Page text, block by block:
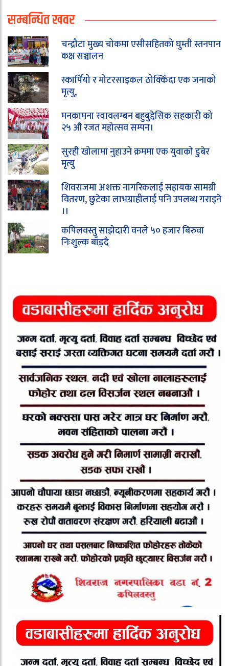
सम्बन्धित खवर
चन्द्रौटा मुख्य चोकमा एसीसहितको घुम्ती स्तनपान
कक्ष सञ्चालन
स्कार्पियो र मोटरसाइकल ठोक्किँदा एक जनाको
मृत्यु,
मनकामना स्वावलम्बन बहुबुद्देसिक सहकारी को
२५ औ रजत महोत्सव सम्पन।
सुरही खोलामा नुहाउने क्रममा एक युवाको डुबेर
मृत्यु
शिवराजमा अशक्त नागरिकलाई सहायक सामग्री
वितरण, छुटेका लाभग्राहीलाई पनि उपलब्ध गराइने
।।
कपिलवस्तु साझेदारी वनले ५० हजार बिरुवा
निःशुल्क बाँड्दै